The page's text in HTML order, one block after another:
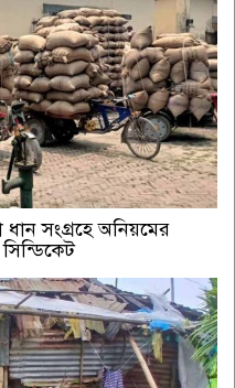
সংগ্রহে অনিয়মের